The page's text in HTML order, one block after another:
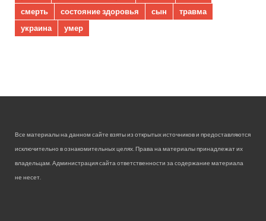
смерть
состояние здоровья сын
травма
украина
умер
Все материалы на данном сайте взяты из открытых источников и предоставляются
исключительно в ознакомительных целях. Права на материалы принадлежат их
владельцам. Администрация сайта ответственности за содержание материала
не несет.